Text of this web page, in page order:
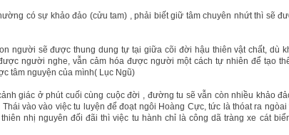
có sự khảo đảo (cửu tam) , phải biết giữ tâm chuyên nhứt thì sẽ
người sẽ được thung dung tự tại giữa cõi đời hậu thiên vật chất, dù
người nghe, vẫn cảm hóa được người một cách tự nhiên để tạo
tâm nguyện của mình( Lục Ngũ)
giác ở phút cuối cùng cuộc đời , đường tu sẽ vẫn còn nhiều khảo
Thái vào vào việc tu luyện để đoạt ngôi Hoàng Cực, tức là thóat ra
nhị nguyên đối đãi thì việc tu hành chỉ là công dã tràng xe cát